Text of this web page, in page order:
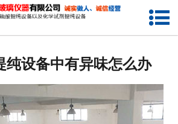
网站首页
产品中心
纯设备中有异味怎么办